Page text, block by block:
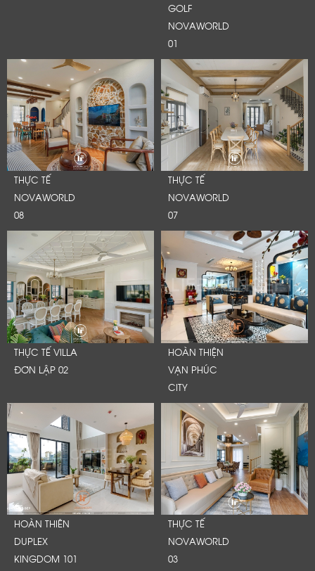
GOLF
NOVAWORLD
01
THỰC TẾ
NOVAWORLD
08
THỰC TẾ
NOVAWORLD
07
THỰC TẾ VILLA
ĐƠN LẬP 02
HOÀN THIỆN
VẠN PHÚC
CITY
HOÀN THIÊN
DUPLEX
KINGDOM 101
THỰC TẾ
NOVAWORLD
03